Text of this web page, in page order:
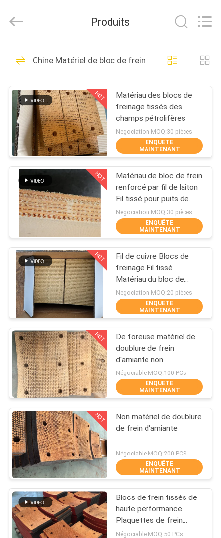
MAISON
PRODUITS
AU
SUJET
DE
NOUS
VISITE
D'USINE
CONTRÔLE
DE
QUALITÉ
CONTACTEZ-
NOUS
DEMANDEZ
UNE
CITATION
PLAN
DU
SITE
PRIVACY
POLICY
Kebona
Industry
All
Reserved.
Petit pain de
doublure de frein
42
Doublure de petit
pain de frein
23
Petit pain tissé de
doublure de frein
Matériel de bloc de
frein
Matériel tissé de
doublure de frein
32
Produits
Chine Matériel de bloc de frein
HOT
Matériau des blocs de
freinage tissés des
champs pétrolifères
Negociation MOQ:30 pièces
ENQUÊTE
MAINTENANT
HOT
Matériau de bloc de frein
renforcé par fil de laiton
Fil tissé pour puits de
pétrole
Negociation MOQ:30 pièces
ENQUÊTE
MAINTENANT
HOT
Fil de cuivre Blocs de
freinage Fil tissé
Matériau du bloc de
freinage Fil de laiton
renforcé
Negociation MOQ:20 pièces
ENQUÊTE
MAINTENANT
HOT
De foreuse matériel de
doublure de frein
d'amiante non
Négociable MOQ:100 PCs
ENQUÊTE
MAINTENANT
HOT
Non matériel de doublure
de frein d'amiante
Négociable MOQ:200 PCS
ENQUÊTE
MAINTENANT
Blocs de frein tissés de
haute performance
Plaquettes de frein
Appareils de frottement
Négociable MOQ:50 PCs